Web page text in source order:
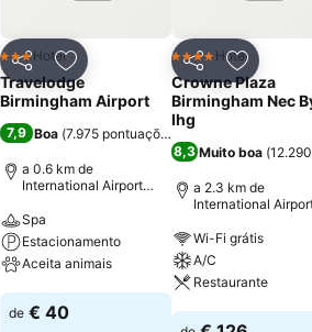
)
PartilharAdicionar aos favoritos
3 Estrelas
Hotel
Travelodge
Birmingham Airport
7,9 Boa (7.975 pontuações
a 0.6 km de
International Airport
Spa
Estacionamento
Aceita animais
Ver preços
de € 40
Partilhar
4 EstrelasHotel
Crowne Plaza
Birmingham Nec
Ihg
8,3 Muito boa (
a 2.3 km de
International
Wi-Fi grátis
A/C
Restaurante
Ver preços